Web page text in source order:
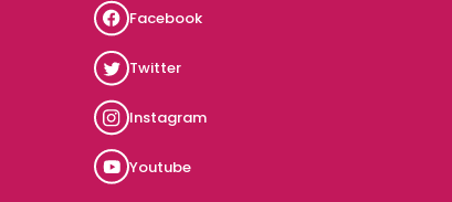
Facebook
Twitter
Instagram
Youtube